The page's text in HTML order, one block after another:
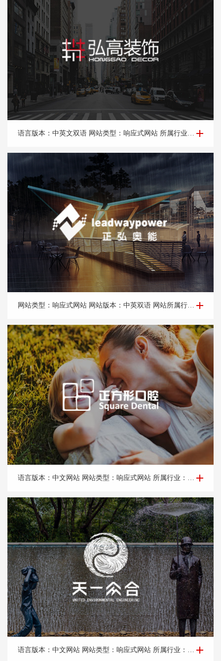
品牌网站建设-北京*高建筑装饰设计工程有限公司
企业网站建设-北京正*奥能环保科技有限公司 网站类型：响应式网站 网站版本：中英双语 网站所属行业：节能、环保、热辐射采暖
品牌网站建设-北京正*形口腔门诊部有限公司
品牌网站建设-北京天*众合城市规划设计院有限公司 语言版本：中文网站 网站类型：响应式网站 所属行业：景观设计，装饰工程。 所属地区：北京网站建设